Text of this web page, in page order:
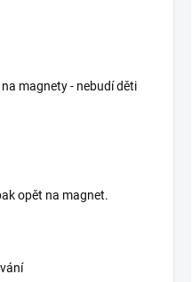
magnety - nebudí děti
opět na magnet.